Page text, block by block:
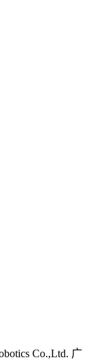
Co.,Ltd. 广